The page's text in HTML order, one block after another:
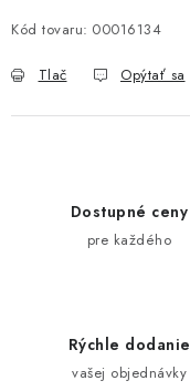
Kód tovaru: 00016134
Tlač Opýtať sa
Dostupné ceny
pre každého
Rýchle dodanie
vašej objednávky